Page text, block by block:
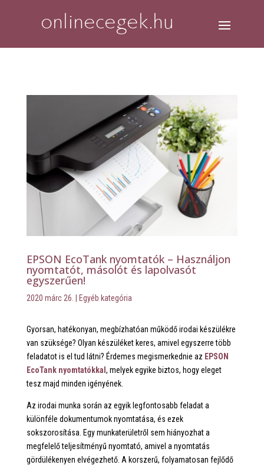
EPSON EcoTank nyomtatók – Használjon
nyomtatót, másolót és lapolvasót
egyszerűen!
2020 márc 26. Egyéb kategória
Gyorsan, hatékonyan, megbízhatóan működő irodai készülékre
van szüksége? Olyan készüléket keres, amivel egyszerre több
feladatot is el tud látni? Érdemes megismerkednie az EPSON
EcoTank nyomtatókkal , melyek egyike biztos, hogy eleget
tesz majd minden igényének.
Az irodai munka során az egyik legfontosabb feladat a
különféle dokumentumok nyomtatása, és ezek
sokszorosítása. Egy munkaterületről sem hiányozhat a
megfelelő teljesítményű nyomtató, amivel a nyomtatás
gördülékenyen elvégezhető. A korszerű, folyamatosan fejlődő